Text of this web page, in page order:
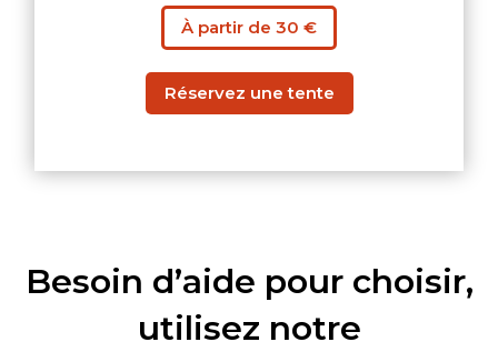
À partir de 30 €
Réservez une tente
Besoin d’aide pour choisir,
utilisez notre